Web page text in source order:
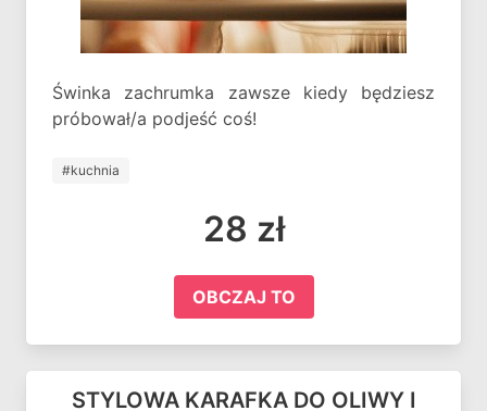
Świnka zachrumka zawsze kiedy będziesz
próbował/a podjeść coś!
#kuchnia
28 zł
OBCZAJ TO
STYLOWA KARAFKA DO OLIWY I